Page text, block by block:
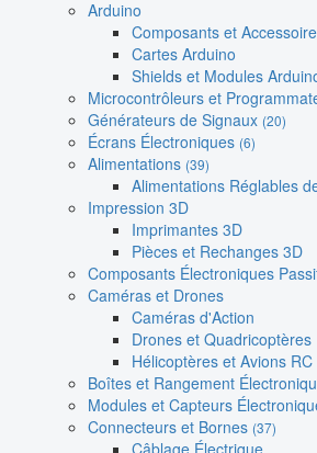
Arduino
Composants et
Cartes Arduino
Shields et Modules
Microcontrôleurs et
Générateurs de Signaux (20)
Écrans Électroniques (6)
Alimentations (39)
Alimentations Réglables
Impression 3D
Imprimantes 3D
Pièces et Rechanges 3D
Composants Électroniques
Caméras et Drones
Caméras d'Action
Drones et Quadricoptères
Hélicoptères et Avions RC
Boîtes et Rangement
Modules et Capteurs
Connecteurs et Bornes (37)
Câblage Électrique